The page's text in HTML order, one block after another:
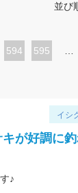
並び
ペ
594
ペ
595
イシ
が好調に
♪